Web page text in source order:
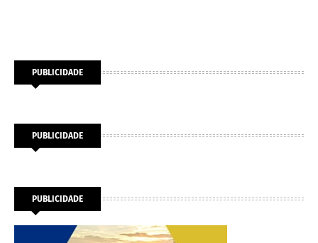
PUBLICIDADE
PUBLICIDADE
PUBLICIDADE